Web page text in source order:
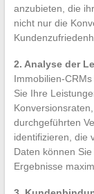
anzubieten, die
nicht nur die
2. Analyse der
Immobilien-
Sie Ihre
durchgeführten
identifizieren, die
Daten können
Ergebnisse